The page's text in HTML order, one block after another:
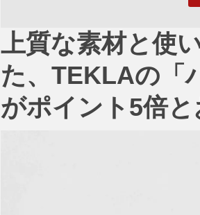
上質な素材と使
た、TEKLAの「
がポイント5倍と